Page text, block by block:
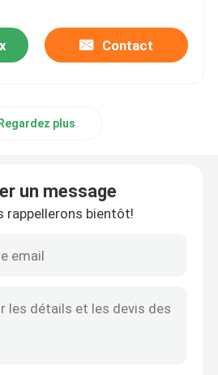
Contact
Regardez plus
un message
rappellerons bientôt!